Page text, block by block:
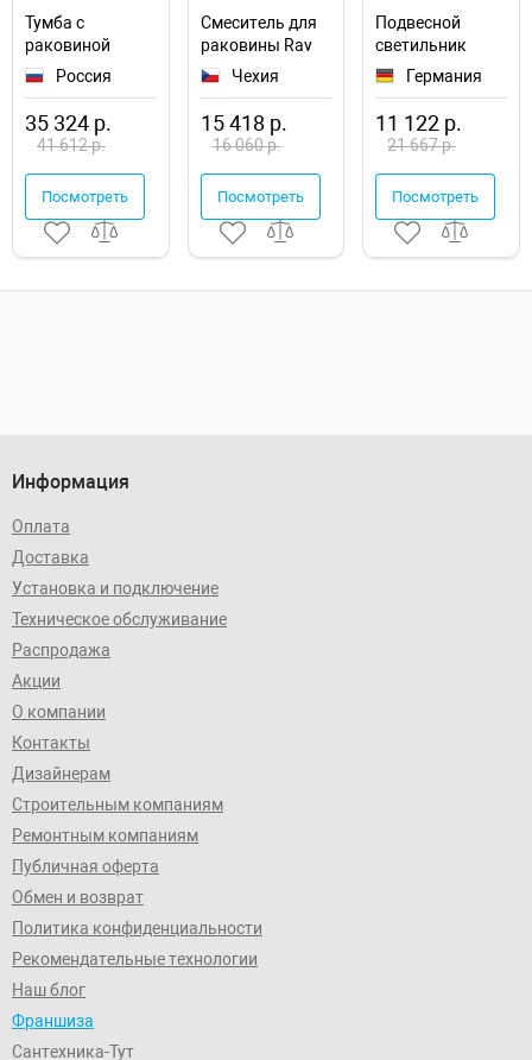
Тумба с
раковиной
SanVit Кубэ-1 60
фактурой под
дерево
подвесная
Россия
35 324 р.
41 612 р.
Посмотреть
Смеситель для
раковины Rav
Slezak Labe
Чехия
15 418 р.
16 060 р.
Посмотреть
Подвесной
светильник
Maytoni Modern
Manfred
MOD600PL-09W
Германия
11 122 р.
21 667 р.
Посмотреть
Информация
Оплата
Доставка
Установка и подключение
Техническое обслуживание
Распродажа
Акции
О компании
Контакты
Дизайнерам
Строительным компаниям
Ремонтным компаниям
Публичная оферта
Обмен и возврат
Политика конфиденциальности
Рекомендательные технологии
Наш блог
Франшиза
Сантехника-Тут